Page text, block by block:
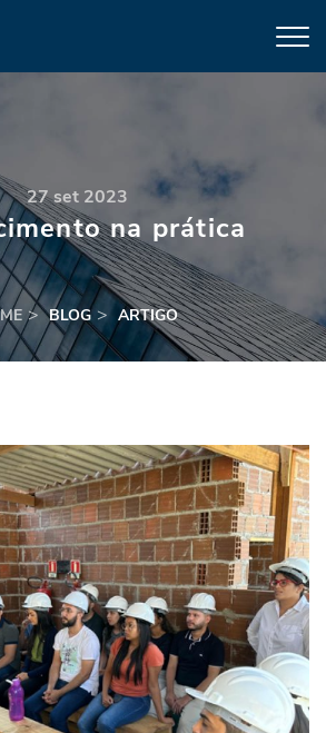
27 set 2023
na prática
BLOG ARTIGO